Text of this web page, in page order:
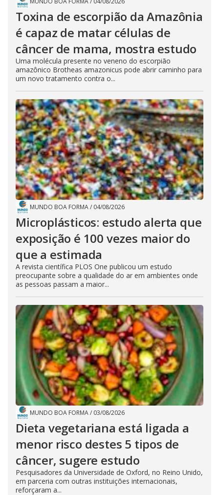
Toxina de escorpião da Amazônia
é capaz de matar células de
câncer de mama, mostra estudo
Uma molécula presente no veneno do escorpião
amazônico Brotheas amazonicus pode abrir caminho para
um novo tratamento contra o...
MUNDO BOA FORMA/ 04/08/2026
Microplásticos: estudo alerta que
exposição é 100 vezes maior do
que a estimada
A revista científica PLOS One publicou um estudo
preocupante sobre a qualidade do ar em ambientes onde
as pessoas passam a maior...
MUNDO BOA FORMA/ 03/08/2026
Dieta vegetariana está ligada a
menor risco destes 5 tipos de
câncer, sugere estudo
Pesquisadores da Universidade de Oxford, no Reino Unido,
em parceria com outras instituições internacionais,
reforçaram a...